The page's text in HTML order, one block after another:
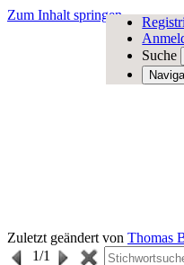
Zum Inhalt springen
Suche
Zuletzt geändert von Thomas
1/1